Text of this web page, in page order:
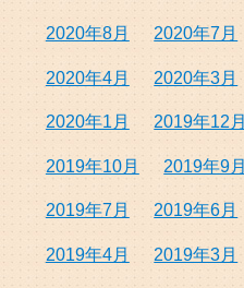
2020年8月 2020年7月
2020年4月 2020年3月
2020年1月 2019年12月
2019年10月 2019年9月
2019年7月 2019年6月
2019年4月 2019年3月